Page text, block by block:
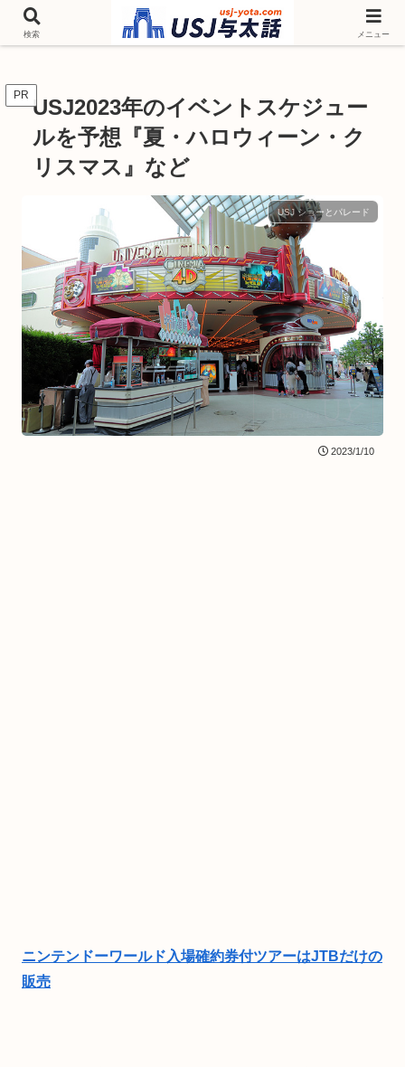
チケットやシーズンイベント ニンテンドーワールド アトラクションなどユニ
バを歩いて情報収集しています
PR USJ2023年のイベントスケジュー
ルを予想『夏・ハロウィーン・ク
リスマス』など
USJ ショーとパレード
2023/1/10
ニンテンドーワールド入場確約券付ツアーはJTBだけの
販売
検索 メニュー